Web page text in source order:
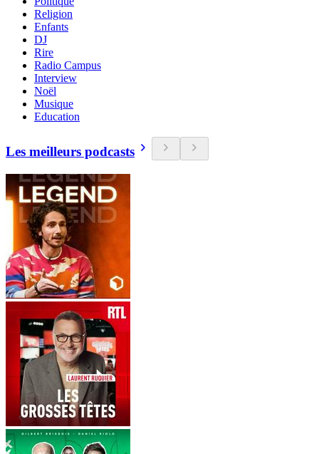
Religion
Enfants
DJ
Rire
Radio Campus
Interview
Noël
Musique
Education
Les meilleurs podcasts